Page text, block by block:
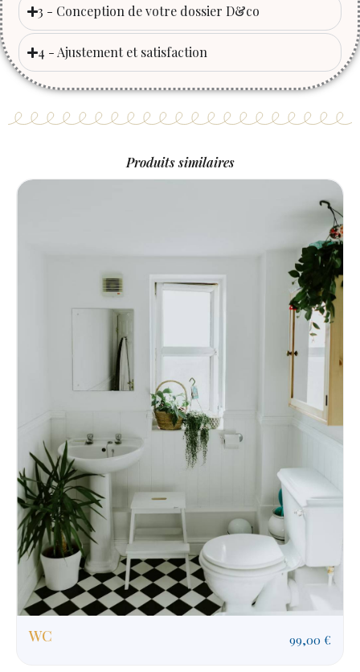
3 - Conception de votre dossier D&co
4 - Ajustement et satisfaction
Produits similaires
WC 99,00 €